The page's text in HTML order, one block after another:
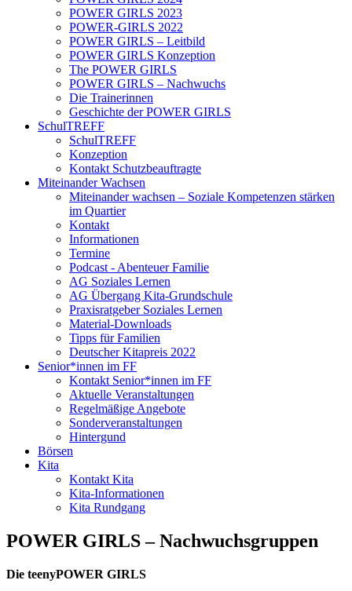
POWER GIRLS 2023
POWER-GIRLS 2022
POWER GIRLS – Leitbild
POWER GIRLS Konzeption
The POWER GIRLS
POWER GIRLS – Nachwuchs
Die Trainerinnen
Geschichte der POWER GIRLS
SchulTREFF
SchulTREFF
Konzeption
Kontakt Schutzbeauftragte
Miteinander Wachsen
Miteinander wachsen – Soziale Kompetenzen stärken
im Quartier
Kontakt
Informationen
Termine
Podcast - Abenteuer Familie
AG Soziales Lernen
AG Übergang Kita-Grundschule
Praxisratgeber Soziales Lernen
Material-Downloads
Tipps für Familien
Deutscher Kitapreis 2022
Senior*innen im FF
Kontakt Senior*innen im FF
Aktuelle Veranstaltungen
Regelmäßige Angebote
Sonderveranstaltungen
Hintergund
Börsen
Kita
Kontakt Kita
Kita-Informationen
Kita Rundgang
POWER GIRLS – Nachwuchsgruppen
Die teenyPOWER GIRLS